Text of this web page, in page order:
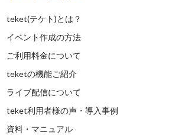
teket(テケト)とは？
イベント作成の方法
ご利用料金について
teketの機能ご紹介
ライブ配信について
teket利用者様の声・導入事例
資料・マニュアル